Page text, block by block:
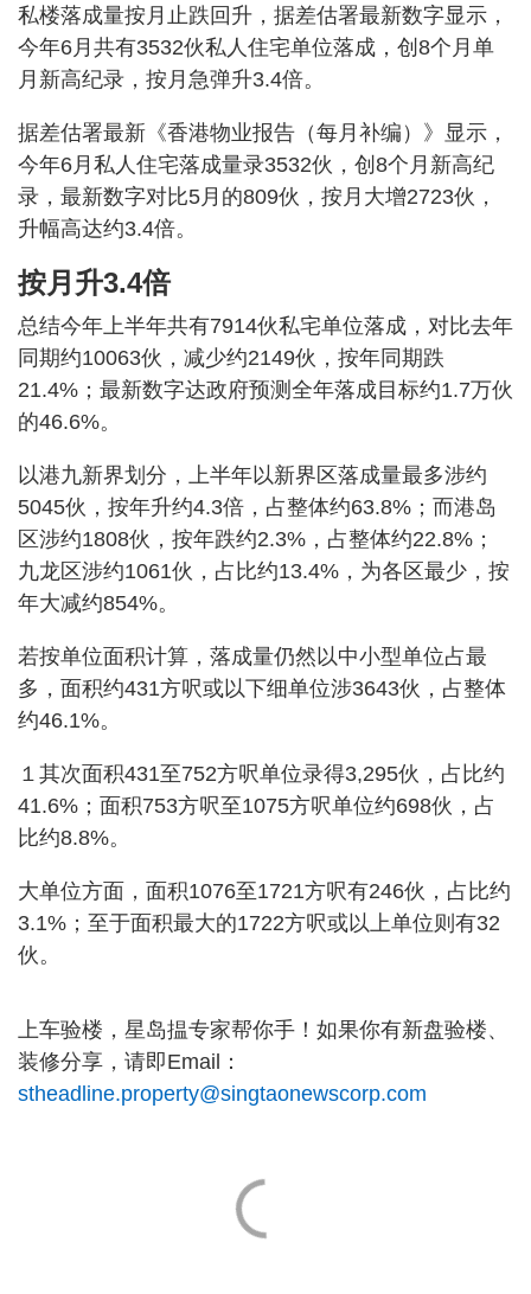
私楼落成量按月止跌回升，据差估署最新数字显示，
今年6月共有3532伙私人住宅单位落成，创8个月单
月新高纪录，按月急弹升3.4倍。
据差估署最新《香港物业报告（每月补编）》显示，
今年6月私人住宅落成量录3532伙，创8个月新高纪
录，最新数字对比5月的809伙，按月大增2723伙，
升幅高达约3.4倍。
按月升3.4倍
总结今年上半年共有7914伙私宅单位落成，对比去年
同期约10063伙，减少约2149伙，按年同期跌
21.4%；最新数字达政府预测全年落成目标约1.7万伙
的46.6%。
以港九新界划分，上半年以新界区落成量最多涉约
5045伙，按年升约4.3倍，占整体约63.8%；而港岛
区涉约1808伙，按年跌约2.3%，占整体约22.8%；
九龙区涉约1061伙，占比约13.4%，为各区最少，按
年大减约854%。
若按单位面积计算，落成量仍然以中小型单位占最
多，面积约431方呎或以下细单位涉3643伙，占整体
约46.1%。
１其次面积431至752方呎单位录得3,295伙，占比约
41.6%；面积753方呎至1075方呎单位约698伙，占
比约8.8%。
大单位方面，面积1076至1721方呎有246伙，占比约
3.1%；至于面积最大的1722方呎或以上单位则有32
伙。
上车验楼，星岛揾专家帮你手！如果你有新盘验楼、
装修分享，请即Email：
stheadline.property@singtaonewscorp.com